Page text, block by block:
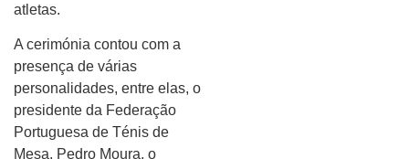
atletas.
A cerimónia contou com a
presença de várias
personalidades, entre elas, o
presidente da Federação
Portuguesa de Ténis de
Mesa, Pedro Moura, o